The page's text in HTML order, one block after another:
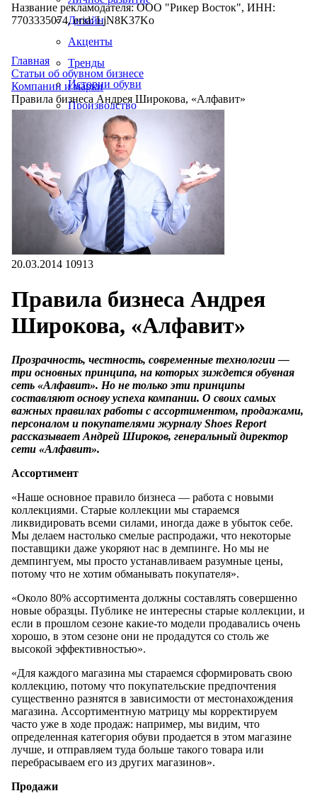
Дизайн
Акценты
Тренды
Истории обуви
Производство
Название рекламодателя: ООО "Рикер Восток", ИНН:
7703335074, erid: LjN8K37Ko
Главная
Статьи об обувном бизнесе
Компании и марки
Правила бизнеса Андрея Широкова, «Алфавит»
20.03.2014 10913
Правила бизнеса Андрея
Широкова, «Алфавит»
Прозрачность, честность, современные технологии —
три основных принципа, на которых зиждется обувная
сеть «Алфавит». Но не только эти принципы
составляют основу успеха компании. О своих самых
важных правилах работы с ассортиментом, продажами,
персоналом и покупателями журналу Shoes Report
рассказывает Андрей Широков, генеральный директор
сети «Алфавит».
Ассортимент
«Наше основное правило бизнеса — работа с новыми
коллекциями. Старые коллекции мы стараемся
ликвидировать всеми силами, иногда даже в убыток себе.
Мы делаем настолько смелые распродажи, что некоторые
поставщики даже укоряют нас в демпинге. Но мы не
демпингуем, мы просто устанавливаем разумные цены,
потому что не хотим обманывать покупателя».
«Около 80% ассортимента должны составлять совершенно
новые образцы. Публике не интересны старые коллекции, и
если в прошлом сезоне какие-то модели продавались очень
хорошо, в этом сезоне они не продадутся со столь же
высокой эффективностью».
«Для каждого магазина мы стараемся сформировать свою
коллекцию, потому что покупательские предпочтения
существенно разнятся в зависимости от местонахождения
магазина. Ассортиментную матрицу мы корректируем
часто уже в ходе продаж: например, мы видим, что
определенная категория обуви продается в этом магазине
лучше, и отправляем туда больше такого товара или
перебрасываем его из других магазинов».
Продажи